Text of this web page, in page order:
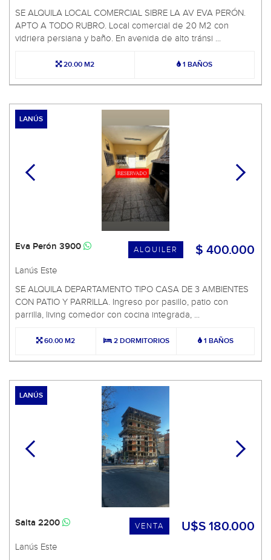
SE ALQUILA LOCAL COMERCIAL SIBRE LA AV EVA PERÓN.
APTO A TODO RUBRO. Local comercial de 20 M2 con
vidriera persiana y baño. En avenida de alto tránsi ...
20.00 M2 1 BAÑOS
LANÚS
$ 400.000
ALQUILER
Eva Perón 3900
Lanús Este
SE ALQUILA DEPARTAMENTO TIPO CASA DE 3 AMBIENTES
CON PATIO Y PARRILLA. Ingreso por pasillo, patio con
parrilla, living comedor con cocina integrada, ...
60.00 M2 2 DORMITORIOS 1 BAÑOS
LANÚS
U$S 180.000
VENTA
Salta 2200
Lanús Este